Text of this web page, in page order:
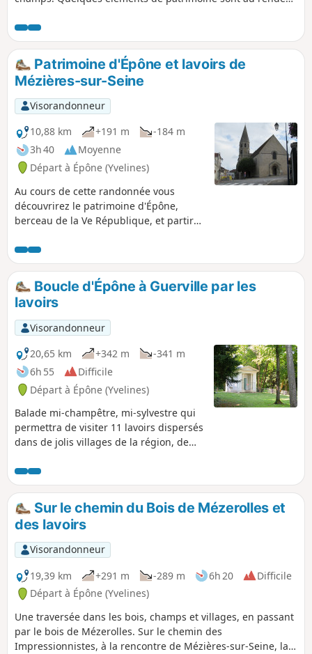
lavoirs et pigeonniers.
Patrimoine d'Épône et lavoirs de
Mézières-sur-Seine
Visorandonneur
10,88 km
+191 m
-184 m
3h 40
Moyenne
Départ à Épône (Yvelines)
Au cours de cette randonnée vous
découvrirez le patrimoine d'Épône,
berceau de la Ve République, et partirez
Mézières à travers champs, bois et
hameaux.
Boucle d'Épône à Guerville par les
lavoirs
Visorandonneur
20,65 km
+342 m
-341 m
6h 55
Difficile
Départ à Épône (Yvelines)
Balade mi-champêtre, mi-sylvestre qui
permettra de visiter 11 lavoirs dispersés
dans de jolis villages de la région, de
plupart bien fleuris, certains de
composition assez complexe et/ou de
grande taille, et offrant une eau
courante claire et rafraichissante (bien
que non potable) ce qui est appréciable
quand les températures s'envolent au-
dessus de 30°C. Deux points de vue sur
Mantes-la-Jolie et sa collégiale, et les
cheminées de la centrale de Porcheville
souvent en point de mire.
Sur le chemin du Bois de Mézerolles et
des lavoirs
Visorandonneur
19,39 km
+291 m -289 m 6h 20
Difficile
Départ à Épône (Yvelines)
Une traversée dans les bois, champs et villages, en passant
par le bois de Mézerolles. Sur le chemin des
Impressionnistes, à la rencontre de Mézières-sur-Seine, la